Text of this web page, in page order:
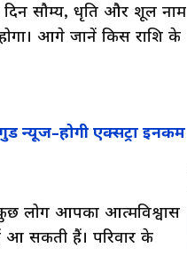
दिन सौम्य, धृति और शूल नाम
आगे जानें किस राशि के
न्यूज-होगी एक्सट्रा इनकम
लोग आपका आत्मविश्वास
सकती हैं। परिवार के